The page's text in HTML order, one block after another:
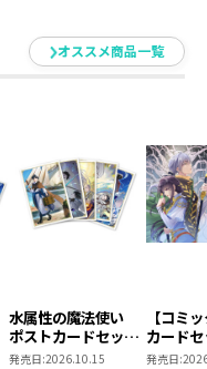
アクリルスタンド
（1巻4話）オススメ商品一覧
水属性の魔法使い
ポストカードセット
2
発売日:2026.10.15
【コミ
カード
き】恋
発売日: